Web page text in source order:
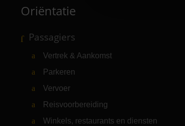
Oriëntatie
Passagiers
Vertrek & Aankomst
Parkeren
Vervoer
Reisvoorbereiding
Winkels, restaurants en diensten